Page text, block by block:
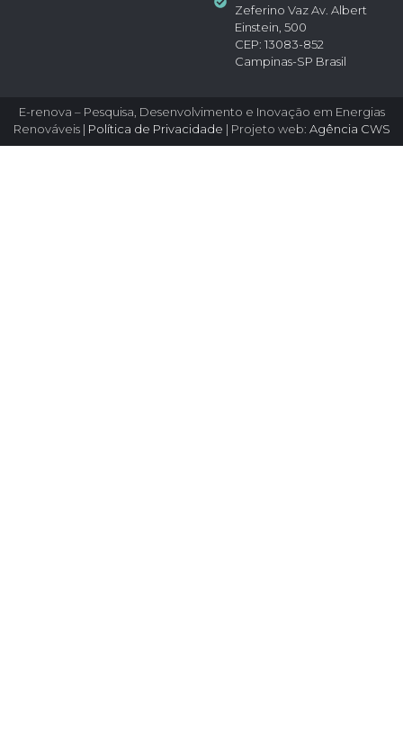
Zeferino Vaz Av. Albert
Einstein, 500
CEP: 13083-852
Campinas-SP Brasil
E-renova – Pesquisa, Desenvolvimento e Inovação em Energias
Renováveis | Política de Privacidade | Projeto web: Agência CWS